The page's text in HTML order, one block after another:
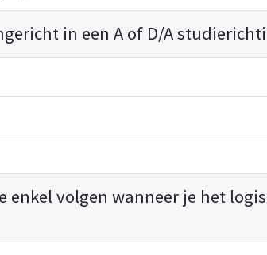
in een A of D/A
volgen wanneer je het